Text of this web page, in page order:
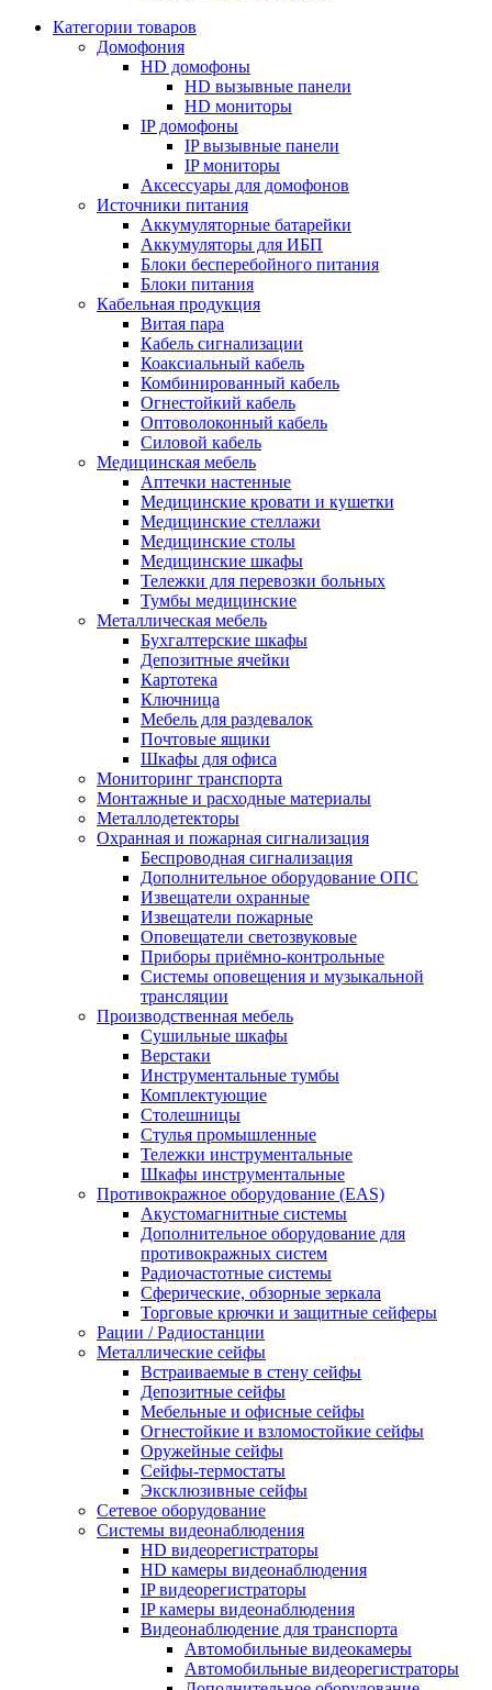
Категории товаров
Домофония
HD домофоны
HD вызывные панели
HD мониторы
IP домофоны
IP вызывные панели
IP мониторы
Аксессуары для домофонов
Источники питания
Аккумуляторные батарейки
Аккумуляторы для ИБП
Блоки бесперебойного питания
Блоки питания
Кабельная продукция
Витая пара
Кабель сигнализации
Коаксиальный кабель
Комбинированный кабель
Огнестойкий кабель
Оптоволоконный кабель
Силовой кабель
Медицинская мебель
Аптечки настенные
Медицинские кровати и кушетки
Медицинские стеллажи
Медицинские столы
Медицинские шкафы
Тележки для перевозки больных
Тумбы медицинские
Металлическая мебель
Бухгалтерские шкафы
Депозитные ячейки
Картотека
Ключница
Мебель для раздевалок
Почтовые ящики
Шкафы для офиса
Мониторинг транспорта
Монтажные и расходные материалы
Металлодетекторы
Охранная и пожарная сигнализация
Беспроводная сигнализация
Дополнительное оборудование ОПС
Извещатели охранные
Извещатели пожарные
Оповещатели светозвуковые
Приборы приёмно-контрольные
Системы оповещения и музыкальной
трансляции
Производственная мебель
Cушильные шкафы
Верстаки
Инструментальные тумбы
Комплектующие
Столешницы
Стулья промышленные
Тележки инструментальные
Шкафы инструментальные
Противокражное оборудование (EAS)
Акустомагнитные системы
Дополнительное оборудование для
противокражных систем
Радиочастотные системы
Сферические, обзорные зеркала
Торговые крючки и защитные сейферы
Рации / Радиостанции
Металлические сейфы
Встраиваемые в стену сейфы
Депозитные сейфы
Мебельные и офисные сейфы
Огнестойкие и взломостойкие сейфы
Оружейные сейфы
Сейфы-термостаты
Эксклюзивные сейфы
Сетевое оборудование
Системы видеонаблюдения
HD видеорегистраторы
HD камеры видеонаблюдения
IP видеорегистраторы
IP камеры видеонаблюдения
Видеонаблюдение для транспорта
Автомобильные видеокамеры
Автомобильные видеорегистраторы